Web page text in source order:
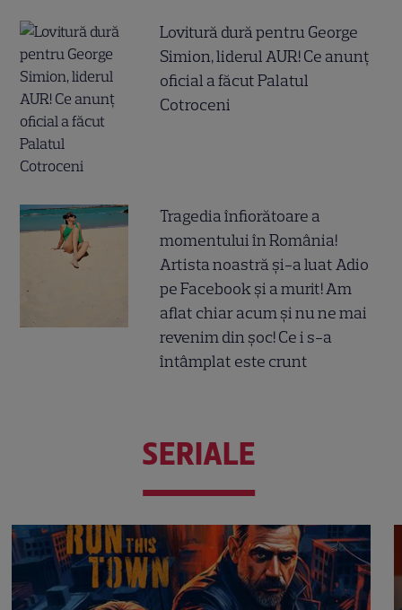
Lovitură dură pentru George
Simion, liderul AUR! Ce anunț
oficial a făcut Palatul
Cotroceni
Tragedia înfiorătoare a
momentului în România!
Artista noastră și-a luat Adio
pe Facebook și a murit! Am
aflat chiar acum și nu ne mai
revenim din șoc! Ce i s-a
întâmplat este crunt
SERIALE